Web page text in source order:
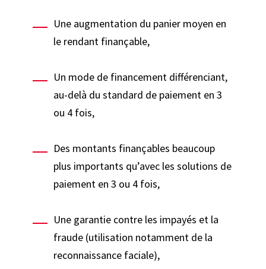
Une augmentation du panier moyen en
le rendant finançable,
Un mode de financement différenciant,
au-delà du standard de paiement en 3
ou 4 fois,
Des montants finançables beaucoup
plus importants qu’avec les solutions de
paiement en 3 ou 4 fois,
Une garantie contre les impayés et la
fraude (utilisation notamment de la
reconnaissance faciale),